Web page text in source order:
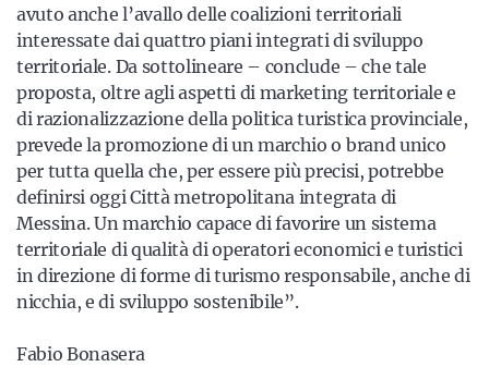
avuto anche l’avallo delle coalizioni territoriali
interessate dai quattro piani integrati di sviluppo
territoriale. Da sottolineare – conclude – che tale
proposta, oltre agli aspetti di marketing territoriale e
di razionalizzazione della politica turistica provinciale,
prevede la promozione di un marchio o brand unico
per tutta quella che, per essere più precisi, potrebbe
definirsi oggi Città metropolitana integrata di
Messina. Un marchio capace di favorire un sistema
territoriale di qualità di operatori economici e turistici
in direzione di forme di turismo responsabile, anche di
nicchia, e di sviluppo sostenibile”.
Fabio Bonasera